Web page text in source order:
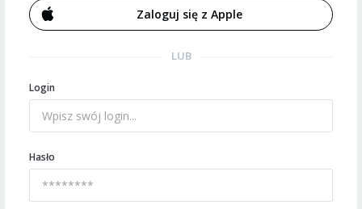
Zaloguj się z Apple
LUB
Login
Hasło